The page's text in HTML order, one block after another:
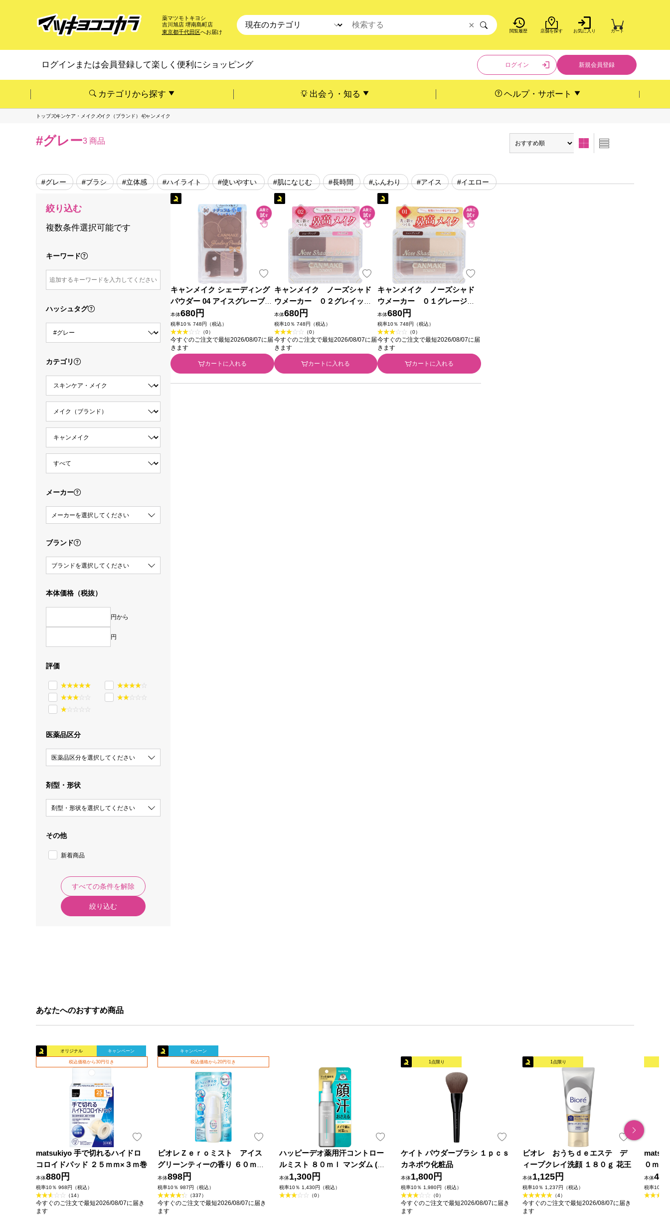
薬マツモトキヨシ
吉川旭店 堺南島町店
東京都千代田区へお届け 閲覧履歴 店舗を探す お気に入り カート
×
ログインまたは会員登録して楽しく便利にショッピング ログイン 新規会員登録
カテゴリから探す 出会う・知る ヘルプ・サポート
トップスキンケア・メイク メイク（ブランド） キャンメイク
#グレー3 商品
#グレー #ブラシ #立体感 #ハイライト #使いやすい #肌になじむ #長時間 #ふんわり #アイス #イエロー
絞り込む
複数条件選択可能です
キーワード
ハッシュタグ
カテゴリ
メーカー
メーカーを選択してください
ブランド
ブランドを選択してください
本体価格（税抜）
円から
円
評価
医薬品区分
医薬品区分を選択してください
剤型・形状
剤型・形状を選択してください
その他
新着商品
すべての条件を解除
絞り込む
キャンメイク シェーディング
パウダー 04 アイスグレーブラ
ウン ＿ 井田ラボラトリーズ
本体680円
税率10％ 748円（税込）
（0）
今すぐのご注文で最短2026/08/07に届
きます
カートに入れる
キャンメイク ノーズシャド
ウメーカー ０２グレイッシ
ュピンク ＿ 井田ラボラトリー
ズ
本体680円
税率10％ 748円（税込）
（0）
今すぐのご注文で最短2026/08/07に届
きます
カートに入れる
キャンメイク ノーズシャド
ウメーカー ０１グレージュ
イエロー ＿ 井田ラボラトリー
ズ
本体680円
税率10％ 748円（税込）
（0）
今すぐのご注文で最短2026/08/07に届
きます
カートに入れる
あなたへのおすすめ商品
オリジナル キャンペーン
税込価格から30円引き
matsukiyo 手で切れるハイドロ
コロイドパッド ２５ｍｍ×３ｍ巻
本体880円
税率10％ 968円（税込）
（14）
今すぐのご注文で最短2026/08/07に届き
ます
キャンペーン
税込価格から20円引き
ビオレＺｅｒｏミスト アイス
グリーンティーの香り ６０ｍＬ
花王
本体898円
税率10％ 987円（税込）
（337）
今すぐのご注文で最短2026/08/07に届き
ます
ハッピーデオ薬用汗コントロー
ルミスト ８０ｍｌ マンダム (医
薬部外品)
本体1,300円
税率10％ 1,430円（税込）
（0）
1点限り
ケイト パウダーブラシ １ｐｃｓ
カネボウ化粧品
本体1,800円
税率10％ 1,980円（税込）
（0）
今すぐのご注文で最短2026/08/07に届き
ます
1点限り
ビオレ おうちｄｅエステ デ
ィープクレイ洗顔 １８０ｇ 花王
本体1,125円
税率10％ 1,237円（税込）
（4）
今すぐのご注文で最短2026/08/07に届き
ます
０ｍｌ
本体
税率10％